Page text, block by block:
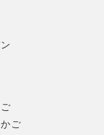
数の品種を組み
ご